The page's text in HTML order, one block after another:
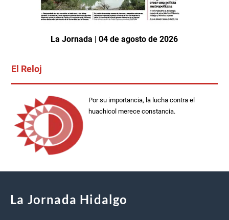
La Jornada | 04 de agosto de 2026
El Reloj
Por su importancia, la lucha contra el
huachicol merece constancia.
La Jornada Hidalgo